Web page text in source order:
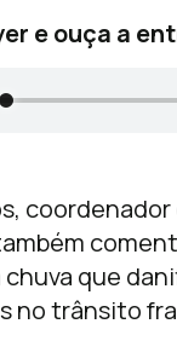
e ouça a
que
no trânsito